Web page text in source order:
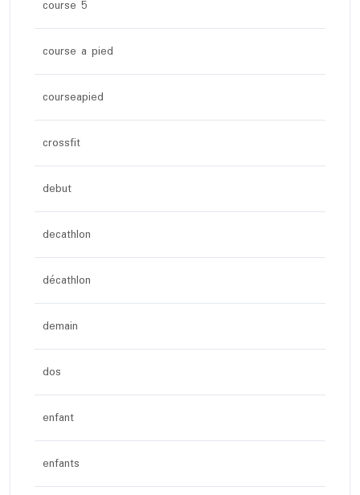
course 5
course a pied
courseapied
crossfit
debut
decathlon
décathlon
demain
dos
enfant
enfants